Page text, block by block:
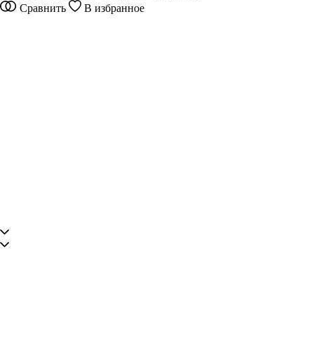
Сравнить
В избранное